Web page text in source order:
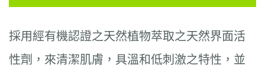
採用經有機認證之天然植物萃取之天然界面活
性劑，來清潔肌膚，具溫和低刺激之特性，並